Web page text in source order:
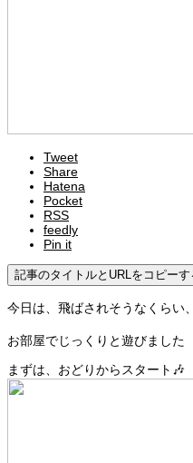
Tweet
Share
Hatena
Pocket
RSS
feedly
Pin it
記事のタイトルとURLをコピーす
今日は、飛ばされそうなくら
お部屋でじっくりと遊びました
まずは、おどりからスタート🎶